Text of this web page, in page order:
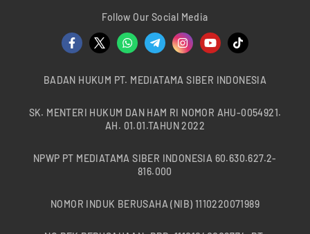
Follow Our Social Media
BADAN HUKUM PT. MEDIATAMA SIBER INDONESIA
SK. MENTERI HUKUM DAN HAM RI NOMOR AHU-0054921.
AH. 01.01.TAHUN 2022
NPWP PT MEDIATAMA SIBER INDONESIA 60.630.627.2-
816.000
NOMOR INDUK BERUSAHA (NIB) 1110220071989